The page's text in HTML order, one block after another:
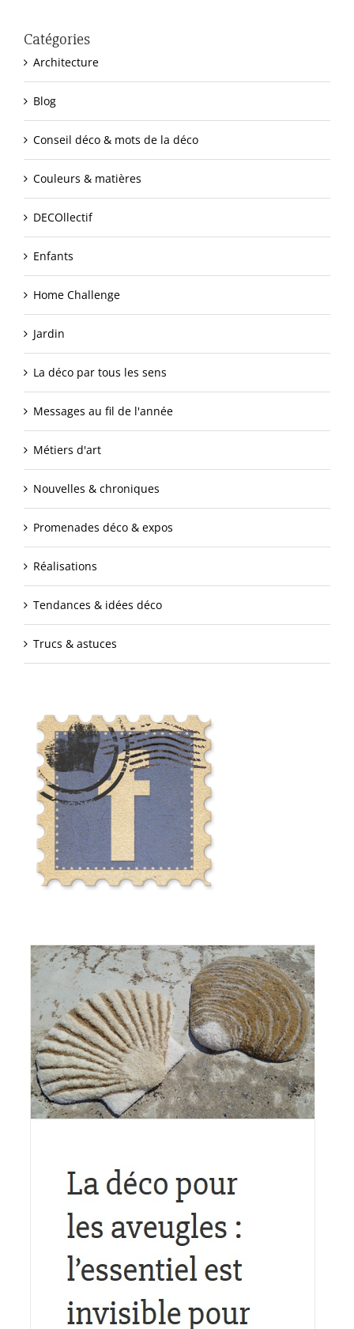
Catégories
Architecture
Blog
Conseil déco & mots de la déco
Couleurs & matières
DECOllectif
Enfants
Home Challenge
Jardin
La déco par tous les sens
Messages au fil de l'année
Métiers d'art
Nouvelles & chroniques
Promenades déco & expos
Réalisations
Tendances & idées déco
Trucs & astuces